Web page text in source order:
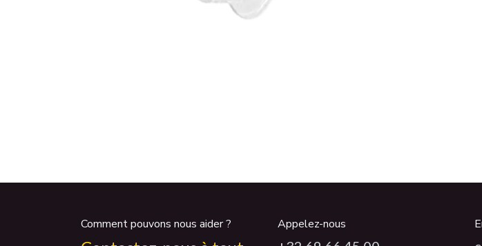
Comment pouvons nous aider ? Appelez-nous